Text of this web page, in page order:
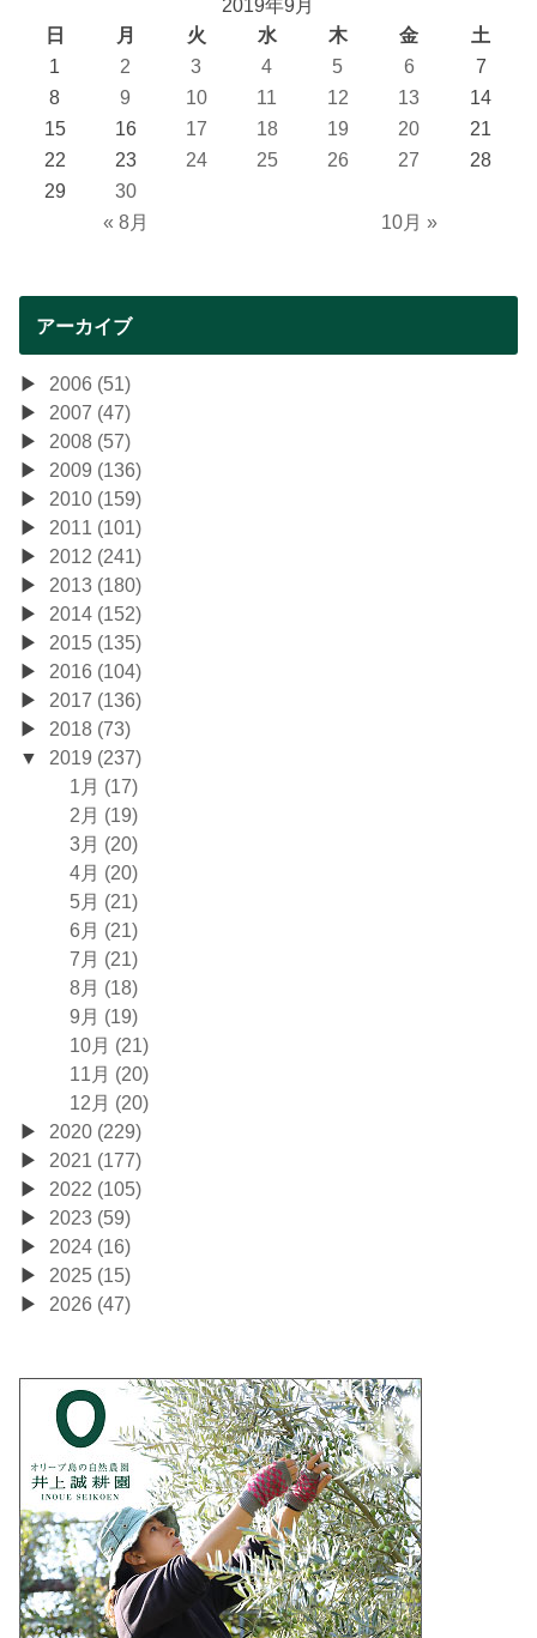
2019年9月
日
月 火 水 木 金 土
« 8月 10月 »
1 2 3 4 5 6
7
8
9 10 11 12 13
14
15
16 17 18 19 20
21
22
23 24 25 26 27
28
29
30
アーカイブ
2006 (51)
2007 (47)
2008 (57)
2009 (136)
2010 (159)
2011 (101)
2012 (241)
2013 (180)
2014 (152)
2015 (135)
2016 (104)
2017 (136)
2018 (73)
2019 (237)
1月 (17)
2月 (19)
3月 (20)
4月 (20)
5月 (21)
6月 (21)
7月 (21)
8月 (18)
9月 (19)
10月 (21)
11月 (20)
12月 (20)
2020 (229)
2021 (177)
2022 (105)
2023 (59)
2024 (16)
2025 (15)
2026 (47)